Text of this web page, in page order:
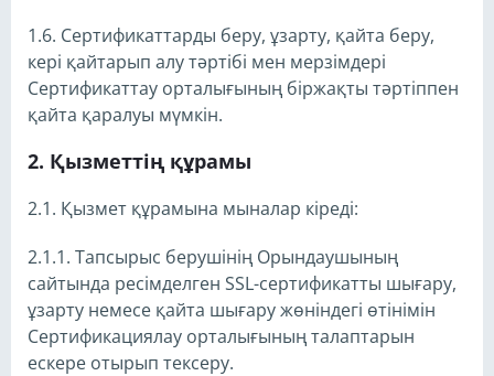
1.6. Сертификаттарды беру, ұзарту, қайта беру,
кері қайтарып алу тәртібі мен мерзімдері
Сертификаттау орталығының біржақты тәртіппен
қайта қаралуы мүмкін.
Қызметтің құрамы
2.1. Қызмет құрамына мыналар кіреді:
2.1.1. Тапсырыс берушінің Орындаушының
сайтында ресімделген SSL-сертификатты шығару,
ұзарту немесе қайта шығару жөніндегі өтінімін
Сертификациялау орталығының талаптарын
ескере отырып тексеру.